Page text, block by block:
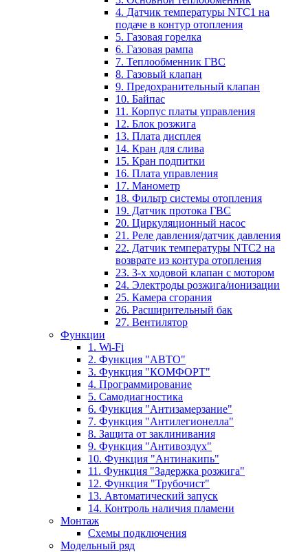
4. Датчик температуры NTC1 на
подаче в контур отопления
5. Газовая горелка
6. Газовая рампа
7. Теплообменник ГВС
8. Газовый клапан
9. Предохранительный клапан
10. Байпас
11. Корпус платы управления
12. Блок розжига
13. Плата дисплея
14. Кран для слива
15. Кран подпитки
16. Плата управления
17. Манометр
18. Фильтр системы отопления
19. Датчик протока ГВС
20. Циркуляционный насос
21. Реле давления/датчик давления
22. Датчик температуры NTC2 на
возврате из контура отопления
23. 3-х ходовой клапан с мотором
24. Электроды розжига/ионизации
25. Камера сгорания
26. Расширительный бак
27. Вентилятор
Функции
1. Wi-Fi
2. Функция "АВТО"
3. Функция "КОМФОРТ"
4. Программирование
5. Самодиагностика
6. Функция "Антизамерзание"
7. Функция "Антилегионелла"
8. Защита от заклинивания
9. Функция "Антивоздух"
10. Функция "Антинакипь"
11. Функция "Задержка розжига"
12. Функция "Трубочист"
13. Автоматический запуск
14. Контроль наличия пламени
Монтаж
Схемы подключения
Модельный ряд